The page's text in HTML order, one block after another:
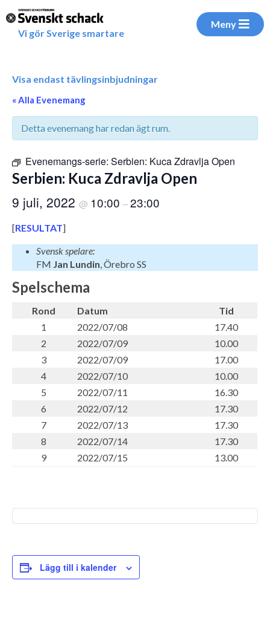
Vi gör Sverige smartare
Meny
Visa endast tävlingsinbjudningar
« Alla Evenemang
Detta evenemang har redan ägt rum.
Evenemangs-serie: Serbien: Kuca Zdravlja Open
Serbien: Kuca Zdravlja Open
9 juli, 2022 @ 10:00 –23:00
[RESULTAT]
Svensk spelare:
FM Jan Lundin, Örebro SS
Spelschema
Rond Datum
Tid
1
2022/07/08
17.40
2
2022/07/09
10.00
3
2022/07/09
17.00
4
2022/07/10
10.00
5
2022/07/11
16.30
6
2022/07/12
17.30
7
2022/07/13
17.30
8
2022/07/14
17.30
9
2022/07/15 13.00
Lägg till i kalender